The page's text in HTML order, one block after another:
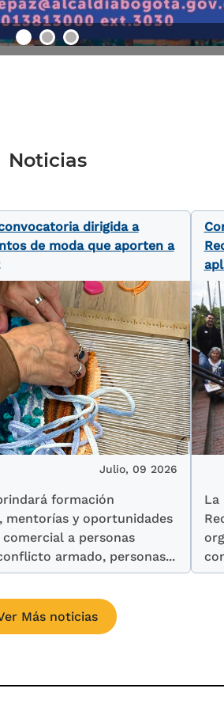
Noticias
dirigida a
de moda que aporten a
Julio, 09 2026
formación
mentorías y oportunidades
a personas
armado, personas...
La
Más noticias